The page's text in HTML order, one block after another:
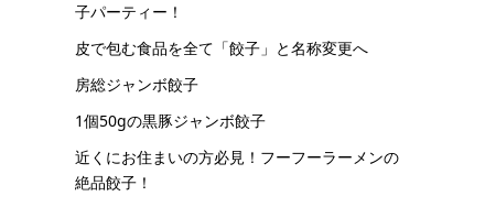
子パーティー！
皮で包む食品を全て「餃子」と名称変更へ
房総ジャンボ餃子
1個50gの黒豚ジャンボ餃子
近くにお住まいの方必見！フーフーラーメンの
絶品餃子！